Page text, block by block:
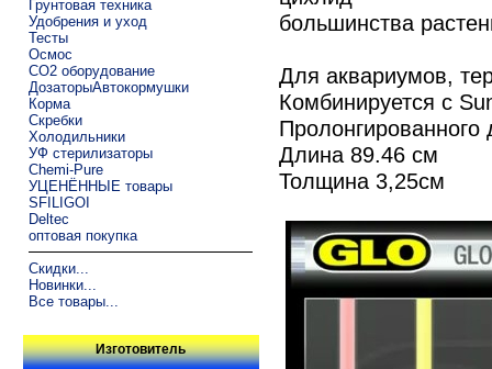
Грунтовая техника
Удобрения и уход
Тесты
Осмос
CO2 оборудование
ДозаторыАвтокормушки
Корма
Скребки
Холодильники
УФ стерилизаторы
Chemi-Pure
УЦЕНЁННЫЕ товары
SFILIGOI
Deltec
оптовая покупка
Скидки...
Новинки...
Все товары...
Изготовитель
большинства
Для аквариумов,
Комбинируется с
Пролонгированного
Длина 89.46 см
Толщина 3,25см